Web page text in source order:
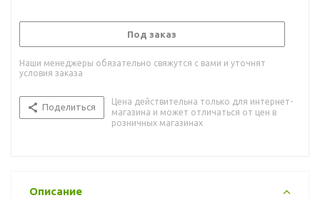
Под заказ
Наши менеджеры обязательно свяжутся с вами и уточнят
условия заказа
Поделиться
Цена действительна только для интернет-
магазина и может отличаться от цен в
розничных магазинах
Описание